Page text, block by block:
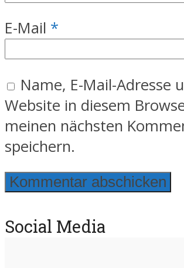
E-Mail *
Name, E-Mail-Adresse
Website in diesem
meinen nächsten
speichern.
Social Media